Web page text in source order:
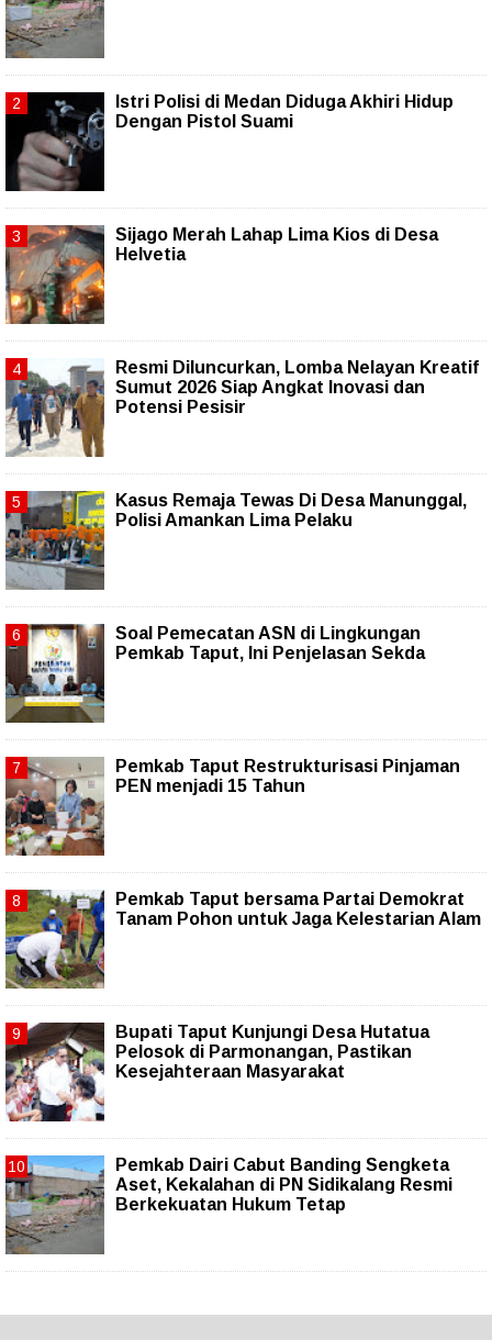
Istri Polisi di Medan Diduga Akhiri Hidup
Dengan Pistol Suami
Sijago Merah Lahap Lima Kios di Desa
Helvetia
Resmi Diluncurkan, Lomba Nelayan Kreatif
Sumut 2026 Siap Angkat Inovasi dan
Potensi Pesisir
Kasus Remaja Tewas Di Desa Manunggal,
Polisi Amankan Lima Pelaku
Soal Pemecatan ASN di Lingkungan
Pemkab Taput, Ini Penjelasan Sekda
Pemkab Taput Restrukturisasi Pinjaman
PEN menjadi 15 Tahun‎
Pemkab Taput bersama Partai Demokrat
Tanam Pohon untuk Jaga Kelestarian Alam
Bupati Taput Kunjungi Desa Hutatua
Pelosok di Parmonangan, Pastikan
Kesejahteraan Masyarakat
Pemkab Dairi Cabut Banding Sengketa
Aset, Kekalahan di PN Sidikalang Resmi
Berkekuatan Hukum Tetap